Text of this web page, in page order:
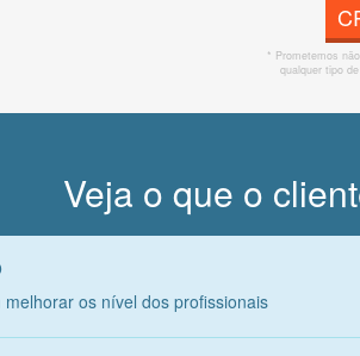
* Prometemos
qualquer tipo
Veja o que o
melhorar os nível dos profissionais